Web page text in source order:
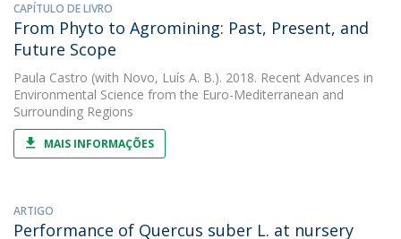
CAPÍTULO DE LIVRO
From Phyto to Agromining: Past, Present, and
Future Scope
Paula Castro (with Novo, Luís A. B.). 2018. Recent Advances in
Environmental Science from the Euro-Mediterranean and
Surrounding Regions
MAIS INFORMAÇÕES
ARTIGO
Performance of Quercus suber L. at nursery